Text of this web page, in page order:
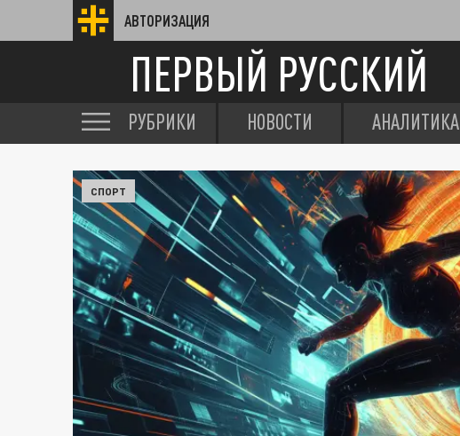
АВТОРИЗАЦИЯ
ПЕРВЫЙ РУССКИЙ
РУБРИКИ НОВОСТИ АНАЛИТИКА
СПОРТ